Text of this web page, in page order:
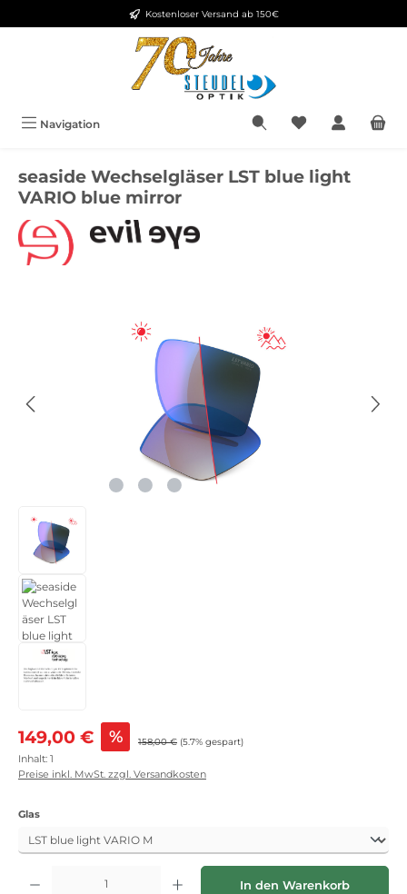
Zum Hauptinhalt springenKostenloser Versand ab 150€
Navigation
seaside Wechselgläser LST blue light
VARIO blue mirror
Verkaufspreis:
149,00 € % Regulärer Preis:
158,00 € (5.7% gespart)
Inhalt: 1
Preise inkl. MwSt. zzgl. Versandkosten
Glasauswählen
Produkt Anzahl: Gib den gewünschten Wert ein oder benutze die
In den Warenkorb